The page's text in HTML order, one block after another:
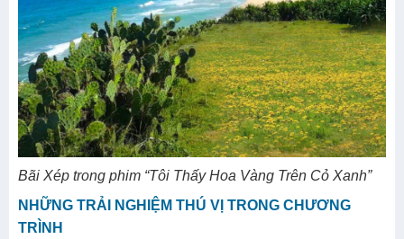
Bãi Xép trong phim “Tôi Thấy Hoa Vàng Trên Cỏ Xanh”
NHỮNG TRẢI NGHIỆM THÚ VỊ TRONG CHƯƠNG
TRÌNH